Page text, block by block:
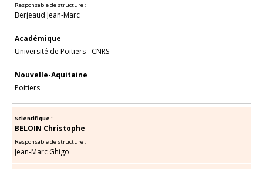
Responsable de structure :
Berjeaud Jean-Marc
Académique
Université de Poitiers - CNRS
Nouvelle-Aquitaine
Poitiers
Scientifique :
BELOIN Christophe
Responsable de structure :
Jean-Marc Ghigo